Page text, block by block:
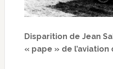
Disparition de Jean
« pape » de